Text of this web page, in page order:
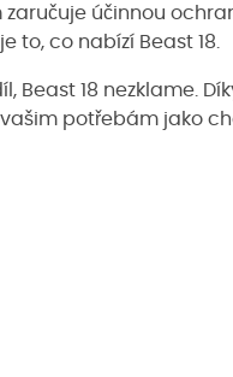
zaručuje účinnou
to, co nabízí Beast 18.
Beast 18 nezklame.
vašim potřebám jako